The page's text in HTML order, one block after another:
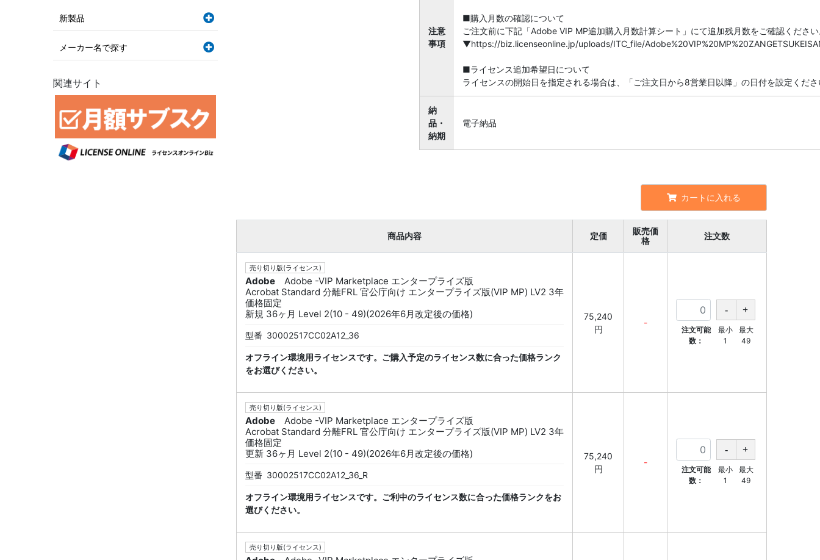
注意
事項
■購入月数の確認について
ご注文前に下記「Adobe VIP MP追加購入月数計算シート」にて追加残月数をご確認くださ
▼https://biz.licenseonline.jp/uploads/ITC_file/
■ライセンス追加希望日について
ライセンスの開始日を指定される場合は、「ご注文日から8営業日以降」の日付を設定くだ
納
品・
納期
電子納品
カートに入れる
商品内容 定価
販売価
格
注文数
売り切り版(ライセンス)
Adobe
Adobe -VIP Marketplace エンタープライズ版
Acrobat Standard 分離FRL 官公庁向け エンタープライズ版(VIP MP) LV2 3年
価格固定
新規 36ヶ月 Level 2(10 - 49)(2026年6月改定後の価格)
型番 30002517CC02A12_36
オフライン環境用ライセンスです。ご購入予定のライセンス数に合った価格ランク
をお選びください。
75,240
円
-
注文可能
数：
最小
1
最大
49
売り切り版(ライセンス)
Adobe
Adobe -VIP Marketplace エンタープライズ版
Acrobat Standard 分離FRL 官公庁向け エンタープライズ版(VIP MP) LV2 3年
価格固定
更新 36ヶ月 Level 2(10 - 49)(2026年6月改定後の価格)
型番 30002517CC02A12_36_R
オフライン環境用ライセンスです。ご利中のライセンス数に合った価格ランクをお
選びください。
75,240
円
-
注文可能
数：
最小
1
最大
49
売り切り版(ライセンス)
新製品
メーカー名で探す
関連サイト